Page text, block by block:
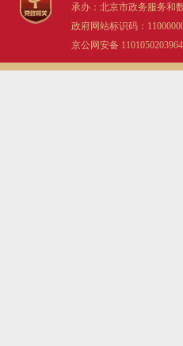
承办：北京市政务服务和
政府网站标识码：
京公网安备